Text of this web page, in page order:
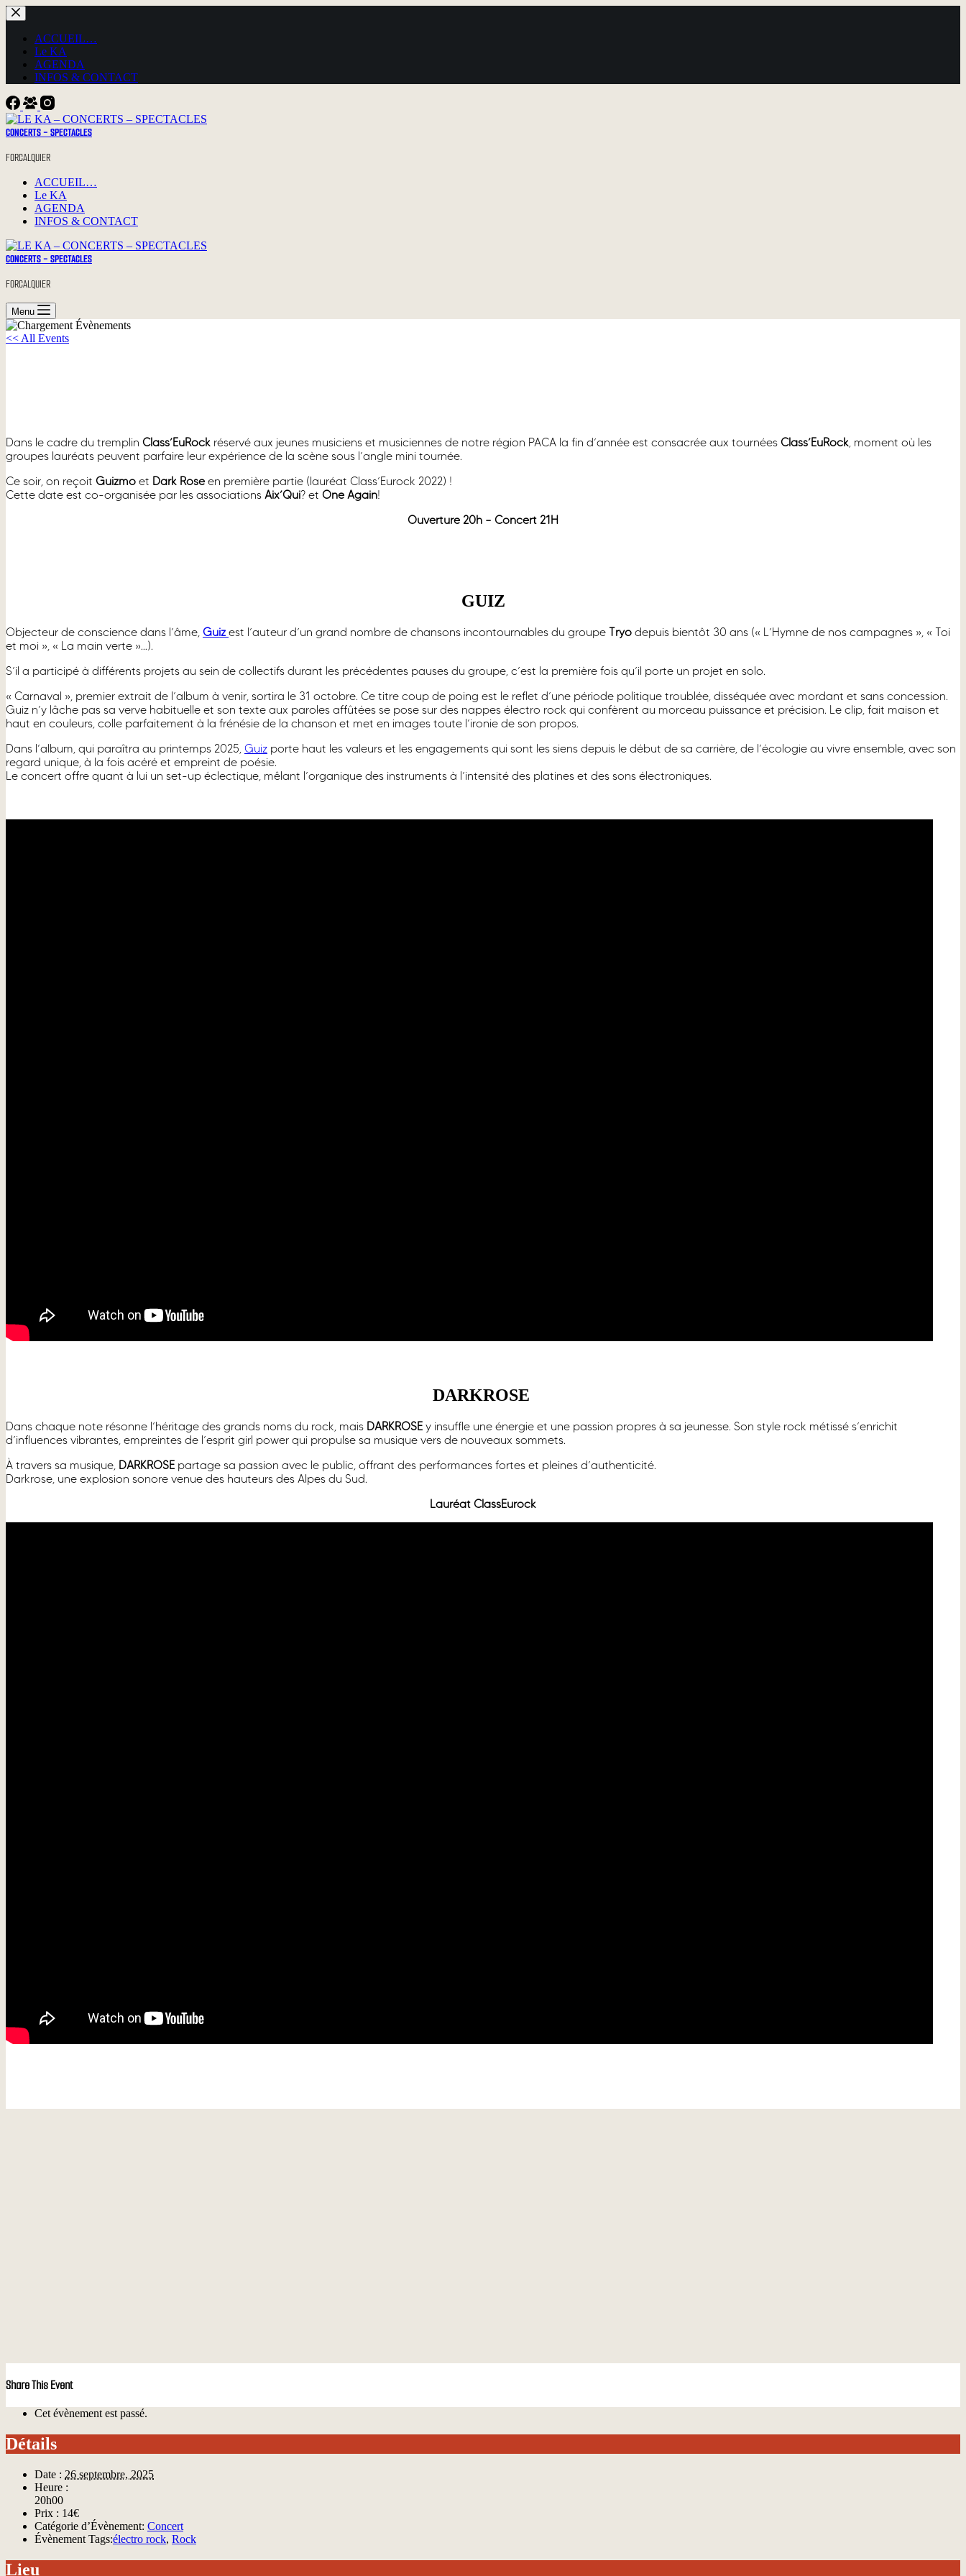
Passer
au
contenuACCUEIL…
Le KA
AGENDA
INFOS & CONTACT
CONCERTS - SPECTACLES
FORCALQUIER
ACCUEIL…
Le KA
AGENDA
INFOS & CONTACT
CONCERTS - SPECTACLES
FORCALQUIER
Menu
<< All Events
Dans le cadre du tremplin Class’EuRock réservé aux jeunes musiciens et musiciennes de notre région PACA la fin d’année est consacrée aux tournées Class’EuRock, moment où les
groupes lauréats peuvent parfaire leur expérience de la scène sous l’angle mini tournée.
Ce soir, on reçoit Guizmo et Dark Rose en première partie (lauréat Class’Eurock 2022) !
Cette date est co-organisée par les associations Aix’Qui? et One Again!
Ouverture 20h – Concert 21H
GUIZ
Objecteur de conscience dans l’âme, Guiz est l’auteur d’un grand nombre de chansons incontournables du groupe Tryo depuis bientôt 30 ans (« L’Hymne de nos campagnes », « Toi
et moi », « La main verte »…).
S’il a participé à différents projets au sein de collectifs durant les précédentes pauses du groupe, c’est la première fois qu’il porte un projet en solo.
« Carnaval », premier extrait de l’album à venir, sortira le 31 octobre. Ce titre coup de poing est le reflet d’une période politique troublée, disséquée avec mordant et sans concession.
Guiz n’y lâche pas sa verve habituelle et son texte aux paroles affûtées se pose sur des nappes électro rock qui confèrent au morceau puissance et précision. Le clip, fait maison et
haut en couleurs, colle parfaitement à la frénésie de la chanson et met en images toute l’ironie de son propos.
Dans l’album, qui paraîtra au printemps 2025, Guiz porte haut les valeurs et les engagements qui sont les siens depuis le début de sa carrière, de l’écologie au vivre ensemble, avec son
regard unique, à la fois acéré et empreint de poésie.
Le concert offre quant à lui un set-up éclectique, mêlant l’organique des instruments à l’intensité des platines et des sons électroniques.
DARKROSE
Dans chaque note résonne l’héritage des grands noms du rock, mais DARKROSE y insuffle une énergie et une passion propres à sa jeunesse. Son style rock métissé s’enrichit
d’influences vibrantes, empreintes de l’esprit girl power qui propulse sa musique vers de nouveaux sommets.
À travers sa musique, DARKROSE partage sa passion avec le public, offrant des performances fortes et pleines d’authenticité.
Darkrose, une explosion sonore venue des hauteurs des Alpes du Sud.
Lauréat ClassEurock
Share This Event
Cet évènement est passé.
Détails
Date : 26 septembre, 2025
Heure :
20h00
Prix : 14€
Catégorie d’Évènement: Concert
Évènement Tags:électro rock, Rock
Lieu